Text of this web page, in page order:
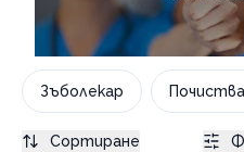
Зъболекар
Сортиране